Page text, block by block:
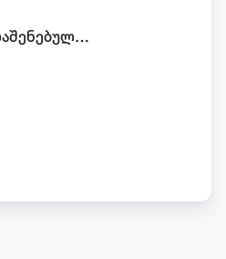
აღმაშენებელზე ახლაშენებული კორპუსი